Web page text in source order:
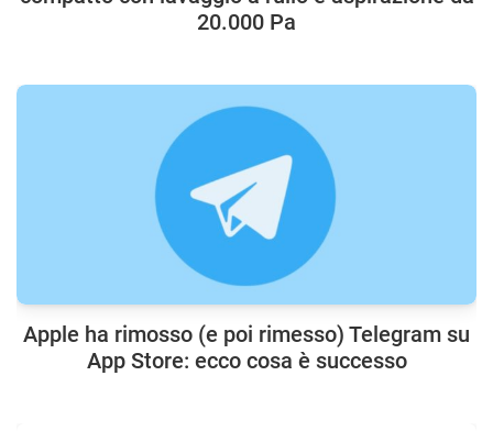
20.000 Pa
Apple ha rimosso (e poi rimesso) Telegram su
App Store: ecco cosa è successo